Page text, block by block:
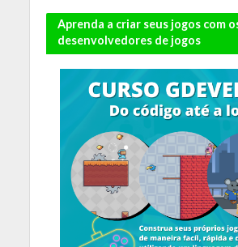
Aprenda a criar seus jogos com
desenvolvedores de jogos